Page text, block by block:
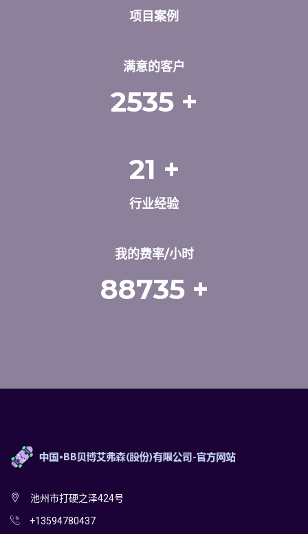
项目案例
满意的客户
2535 +
21 +
行业经验
我的费率/小时
88735 +
池州市打硬之泽424号
+13594780437